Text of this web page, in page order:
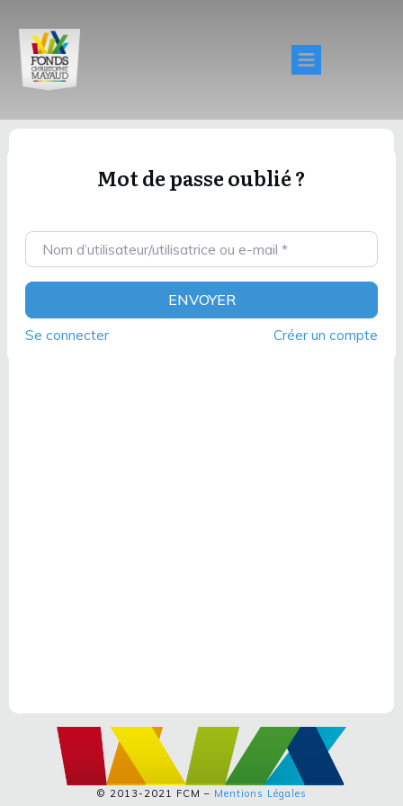
Mot de passe oublié ?
Nom d’utilisateur/utilisatrice ou e-mail
ENVOYER
Se connecter Créer un compte
© 2013-2021 FCM – Mentions Légales